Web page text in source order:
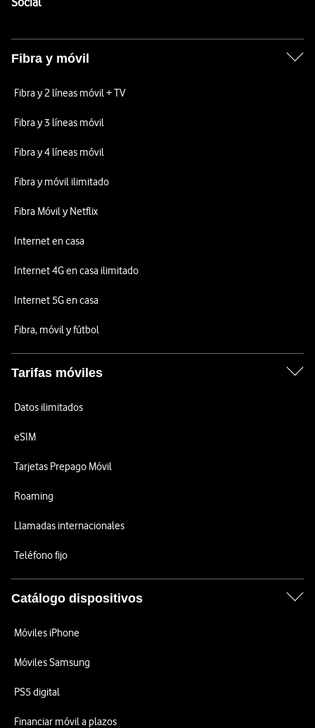
Fibra y móvil
Fibra y 2 líneas móvil + TV
Fibra y 3 líneas móvil
Fibra y 4 líneas móvil
Fibra y móvil ilimitado
Fibra Móvil y Netflix
Internet en casa
Internet 4G en casa ilimitado
Internet 5G en casa
Fibra, móvil y fútbol
Tarifas móviles
Datos ilimitados
eSIM
Tarjetas Prepago Móvil
Roaming
Llamadas internacionales
Teléfono fijo
Catálogo dispositivos
Móviles iPhone
Móviles Samsung
PS5 digital
Financiar móvil a plazos